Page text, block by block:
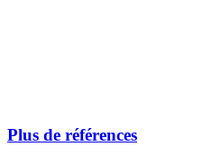
Plus de références